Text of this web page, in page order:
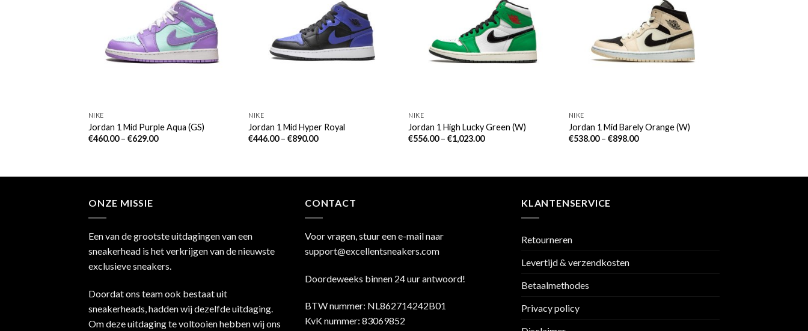
NIKE
Jordan 1 Mid Purple Aqua (GS)
€460.00– €629.00
NIKE
Jordan 1 Mid Hyper Royal
€446.00–€890.00
NIKE
Jordan 1 High Lucky Green (W)
€556.00–€1,023.00
NIKE
Jordan 1 Mid Barely Orange (W)
€538.00– €898.00
ONZE MISSIE
Een van de grootste uitdagingen van een
sneakerhead is het verkrijgen van de nieuwste
exclusieve sneakers.
Doordat ons team ook bestaat uit
sneakerheads, hadden wij dezelfde uitdaging.
Om deze uitdaging te voltooien hebben wij ons
CONTACT
Voor vragen, stuur een e-mail naar
support@excellentsneakers.com
Doordeweeks binnen 24 uur antwoord!
BTW nummer: NL862714242B01
KvK nummer: 83069852
KLANTENSERVICE
Retourneren
Levertijd & verzendkosten
Betaalmethodes
Privacy policy